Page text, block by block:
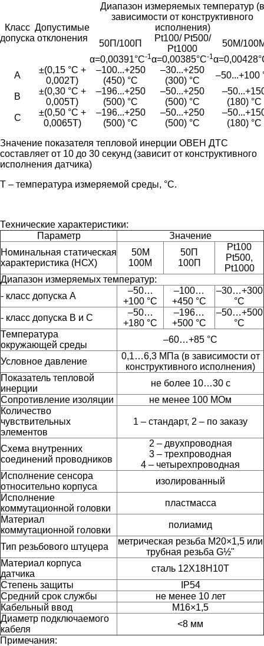
Класс
допуска
Допустимые
отклонения
Диапазон измеряемых температур (в
зависимости от конструктивного
исполнения)
50П/100П
Pt100/ Pt500/
Pt1000
50М/
α=0,00391°С-1α=0,00385°С-1
A
±(0,15 °С +
0,002Т)
–100...+250
(450) °С
–30...+250
(300) °С
–50...+100
B
±(0,30 °С +
0,005Т)
–196...+250
(500) °С
–50...+250
(500) °С
(180) °С
C
±(0,50 °С +
0,0065Т)
–196...+250
(500) °С
–50...+250
(500) °С
(180) °С
Значение показателя тепловой инерции ОВЕН ДТС
составляет от 10 до 30 секунд (зависит от конструктивного
исполнения датчика)
Т – температура измеряемой среды, °С.
Технические характеристики:
Параметр
Значение
Номинальная статическая
характеристика (НСХ)
50М
100М
50П
100П
Pt100
Pt500,
Pt1000
Диапазон измеряемых температур:
- класс допуска А
–50…
+100 °C
–100…
+450 °C
–30…+300
°C
- класс допуска В и С
–50…
+180 °C
–196…
+500 °C
–50…+500
°C
Температура
окружающей среды
–60…+85 °C
Условное давление
0,1…6,3 МПа (в зависимости от
конструктивного исполнения)
Показатель тепловой
инерции
не более 10…30 с
Сопротивление изоляции
не менее 100 МОм
Количество
чувствительных
элементов
1 – стандарт, 2 – по заказу
Схема внутренних
соединений проводников
2 – двухпроводная
3 – трехпроводная
4 – четырехпроводная
Исполнение сенсора
относительно корпуса
изолированный
Исполнение
коммутационной головки
пластмасса
Материал
коммутационной головки
полиамид
Тип резьбового штуцера
метрическая резьба М20×1,5 или
трубная резьба G½"
Материал корпуса
датчика
сталь 12Х18Н10Т
Степень защиты
IP54
Средний срок службы
не менее 10 лет
Кабельный ввод
М16×1,5
Диаметр подключаемого
кабеля
<8 мм
Примечания: